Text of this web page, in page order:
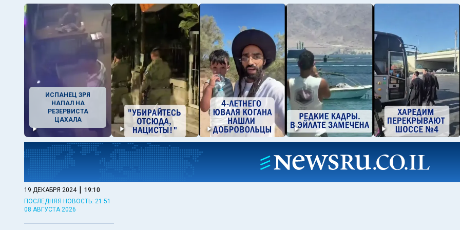
ИСПАНЕЦ ЗРЯ
НАПАЛ НА
РЕЗЕРВИСТА
ЦАХАЛА
19 ДЕКАБРЯ 2024 | 19:10
ПОСЛЕДНЯЯ НОВОСТЬ: 21:51
08 АВГУСТА 2026